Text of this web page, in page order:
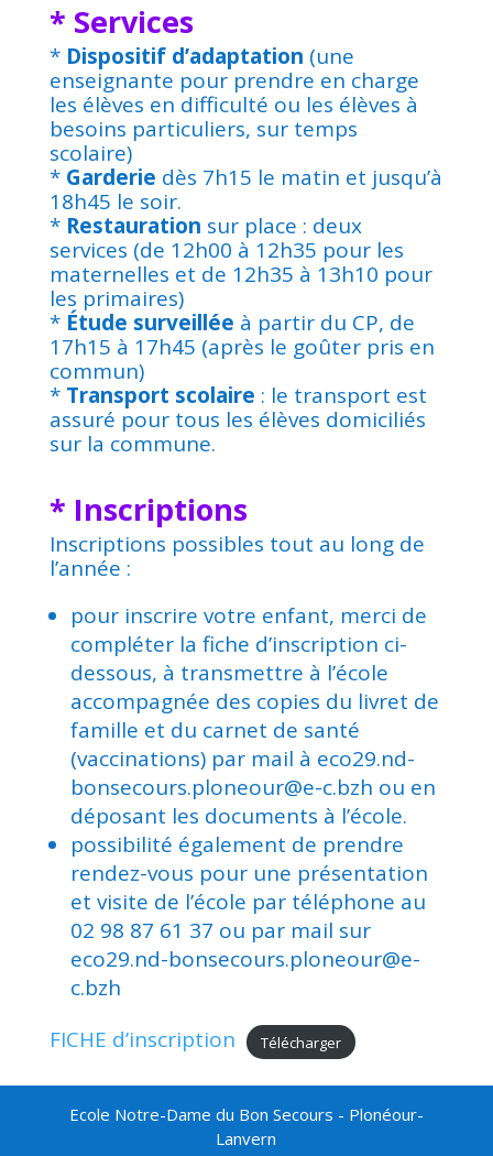
* Services
* Dispositif d’adaptation (une
enseignante pour prendre en charge
les élèves en difficulté ou les élèves à
besoins particuliers, sur temps
scolaire)
* Garderie dès 7h15 le matin et jusqu’à
18h45 le soir.
* Restauration sur place : deux
services (de 12h00 à 12h35 pour les
maternelles et de 12h35 à 13h10 pour
les primaires)
* Étude surveillée à partir du CP, de
17h15 à 17h45 (après le goûter pris en
commun)
* Transport scolaire : le transport est
assuré pour tous les élèves domiciliés
sur la commune.
* Inscriptions
Inscriptions possibles tout au long de
l’année :
pour inscrire votre enfant, merci de
compléter la fiche d’inscription ci-
dessous, à transmettre à l’école
accompagnée des copies du livret de
famille et du carnet de santé
(vaccinations) par mail à eco29.nd-
bonsecours.ploneour@e-c.bzh ou en
déposant les documents à l’école.
possibilité également de prendre
rendez-vous pour une présentation
et visite de l’école par téléphone au
02 98 87 61 37 ou par mail sur
eco29.nd-bonsecours.ploneour@e-
c.bzh
FICHE d’inscription
Télécharger
Ecole Notre-Dame du Bon Secours - Plonéour-
Lanvern